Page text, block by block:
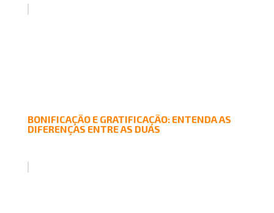
BONIFICAÇÃO E GRATIFICAÇÃO: ENTENDA AS
DIFERENÇAS ENTRE AS DUAS